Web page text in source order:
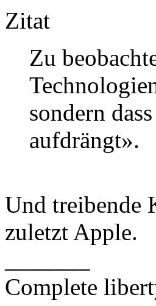
Zitat
Zu
sondern
aufdrängt».
Und treibende
zuletzt Apple.
Complete